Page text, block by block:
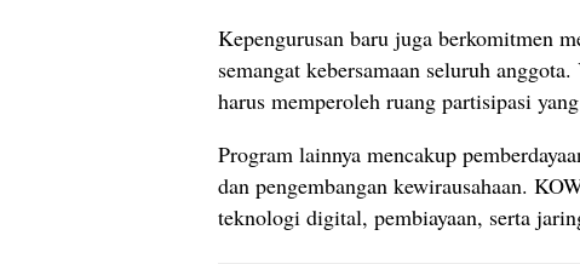
Kepengurusan baru juga berkomitmen
semangat kebersamaan seluruh
harus memperoleh ruang partisipasi
Program lainnya mencakup
dan pengembangan kewirausahaan.
teknologi digital, pembiayaan, serta